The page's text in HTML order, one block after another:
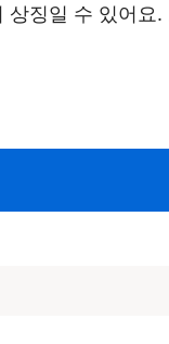
징일 수 있어요